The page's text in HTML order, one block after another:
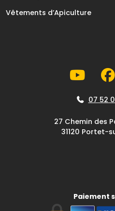
Vêtements d’Apiculture
07 52
27 Chemin des
31120 Portet-
Paiement